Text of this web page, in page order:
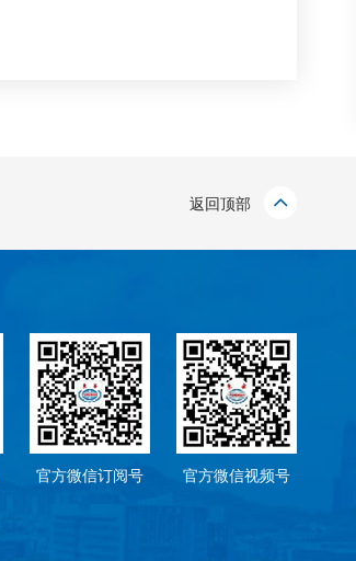
返回顶部
官方微信订阅号 官方微信视频号